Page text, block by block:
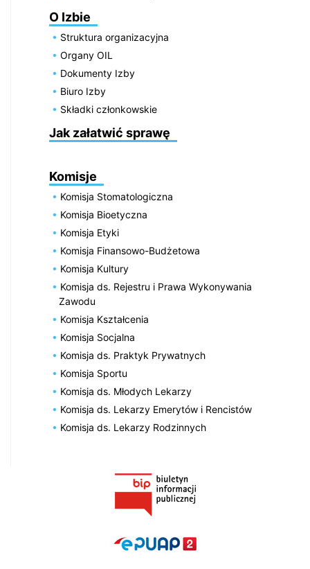
O Izbie
Struktura organizacyjna
Organy OIL
Dokumenty Izby
Biuro Izby
Składki członkowskie
Jak załatwić sprawę
Komisje
Komisja Stomatologiczna
Komisja Bioetyczna
Komisja Etyki
Komisja Finansowo-Budżetowa
Komisja Kultury
Komisja ds. Rejestru i Prawa Wykonywania
Zawodu
Komisja Kształcenia
Komisja Socjalna
Komisja ds. Praktyk Prywatnych
Komisja Sportu
Komisja ds. Młodych Lekarzy
Komisja ds. Lekarzy Emerytów i Rencistów
Komisja ds. Lekarzy Rodzinnych